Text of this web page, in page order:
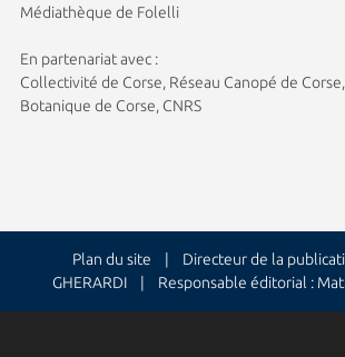
Médiathèque de Folelli
En partenariat avec :
Collectivité de Corse, Réseau Canopé de
Botanique de Corse, CNRS
Plan du site | Directeur de la
GHERARDI | Responsable éditorial :